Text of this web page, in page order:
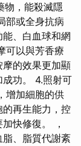
物，能殺滅隱
部或全身抗病
、白血球和網
可以與芳香療
的效果更加顯
功。 4.照射可
增加細胞的供
再生能力，控
快修復。 ，
、脂質代謝紊